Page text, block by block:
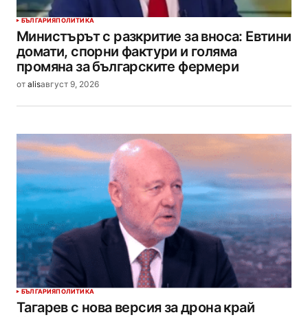
БЪЛГАРИЯПОЛИТИКА
Министърът с разкритие за вноса: Евтини
домати, спорни фактури и голяма
промяна за българските фермери
от alisавгуст 9, 2026
БЪЛГАРИЯПОЛИТИКА
Тагарев с нова версия за дрона край